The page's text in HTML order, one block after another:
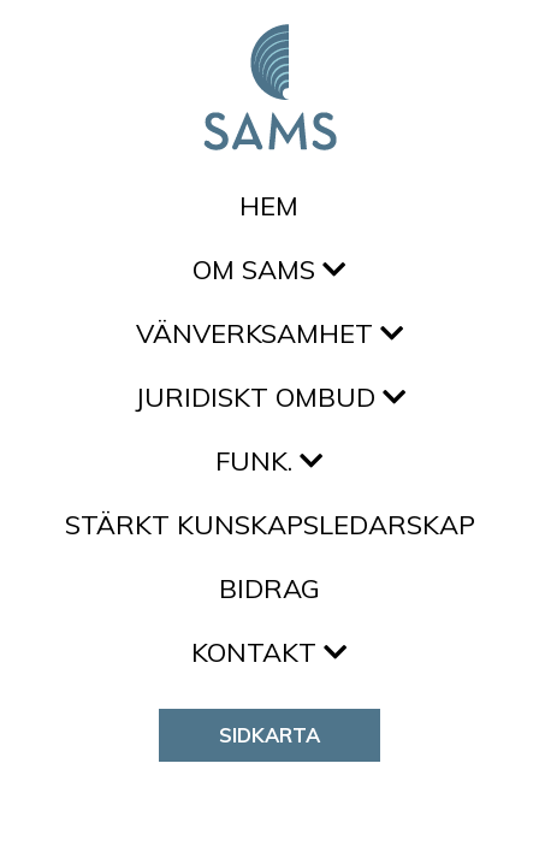
HEM
OM SAMS
VÄNVERKSAMHET
JURIDISKT OMBUD
FUNK.
STÄRKT KUNSKAPSLEDARSKAP
BIDRAG
KONTAKT
SIDKARTA